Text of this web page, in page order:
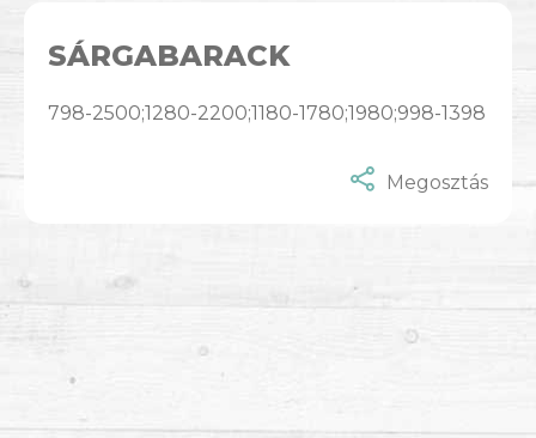
SÁRGABARACK
798-2500;1280-2200;1180-1780;1980;998-1398
Megosztás